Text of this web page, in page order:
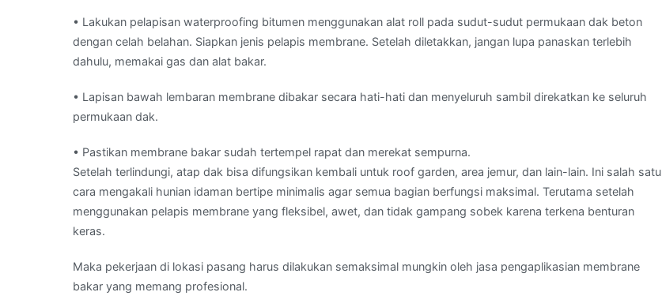
• Lakukan pelapisan waterproofing bitumen menggunakan alat roll pada sudut-sudut permukaan dak beton
dengan celah belahan. Siapkan jenis pelapis membrane. Setelah diletakkan, jangan lupa panaskan terlebih
dahulu, memakai gas dan alat bakar.
• Lapisan bawah lembaran membrane dibakar secara hati-hati dan menyeluruh sambil direkatkan ke seluruh
permukaan dak.
• Pastikan membrane bakar sudah tertempel rapat dan merekat sempurna.
Setelah terlindungi, atap dak bisa difungsikan kembali untuk roof garden, area jemur, dan lain-lain. Ini salah satu
cara mengakali hunian idaman bertipe minimalis agar semua bagian berfungsi maksimal. Terutama setelah
menggunakan pelapis membrane yang fleksibel, awet, dan tidak gampang sobek karena terkena benturan
keras.
Maka pekerjaan di lokasi pasang harus dilakukan semaksimal mungkin oleh jasa pengaplikasian membrane
bakar yang memang profesional.